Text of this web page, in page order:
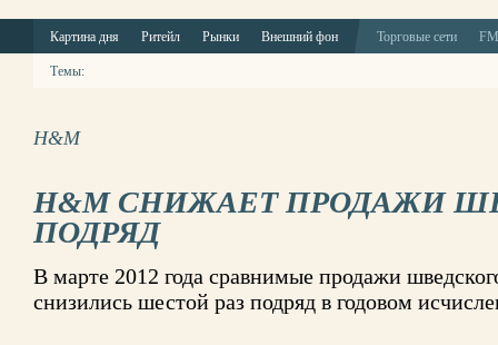
Картина дня Ритейл Рынки Внешний фон Торговые сети
Темы:
H&M
H&M СНИЖАЕТ ПРОДАЖИ
ПОДРЯД
В марте 2012 года сравнимые продажи
снизились шестой раз подряд в годовом